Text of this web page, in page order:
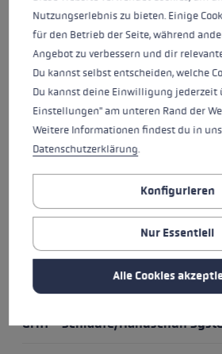
Nordic Walking
Shark 2.0 Griff.
Schlaufe fix an
und kann
ausgeklickt
lässt sich dank
verstellen und
die Jahre mit.
Griff - Schlaufe/Handschuh
Nutzungserlebnis zu bieten. Einige
für den Betrieb der Seite, während
Angebot zu verbessern und dir
Du kannst selbst entscheiden, welche
Du kannst deine Einwilligung jederzeit
Einstellungen" am unteren Rand der
Weitere Informationen findest du in
Datenschutzerklärung.
Konfigurieren
Nur Essentiell
Alle Cookies